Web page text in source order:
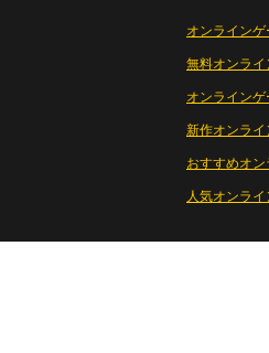
オンラインゲ
無料オンライ
オンライン
新作オンライ
おすすめオ
人気オンラ